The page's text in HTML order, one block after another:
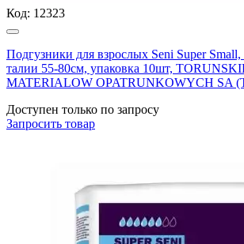
Код: 12323
Подгузники для взрослых Seni Super Small,
талии 55-80см, упаковка 10шт,
MATERIALOW OPATRUNKOWYCH SA
Доступен только по запросу
Запросить товар